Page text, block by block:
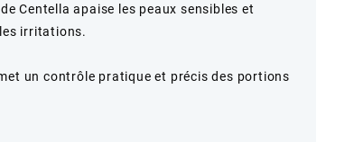
Centella apaise les peaux sensibles et
irritations.
un contrôle pratique et précis des portions